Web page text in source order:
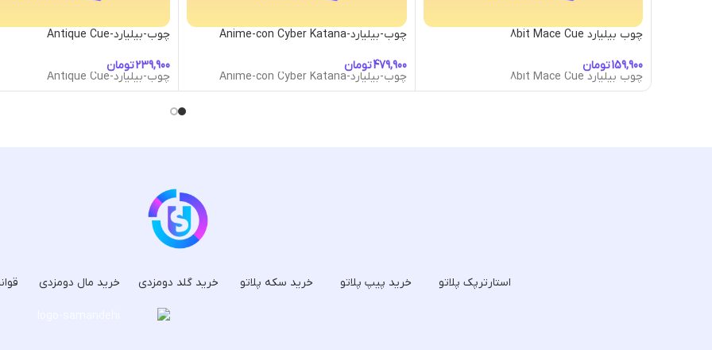
چوب بیلیارد 8bit Mace Cue
تومان
چوب بیلیارد 8bit Mace Cue
چوب-بیلیارد-Anime-con Cyber Katana
تومان
چوب-بیلیارد-Anime-con Cyber Katana
چوب-بیلیارد-Antique Cue
تومان
چوب-بیلیارد-Antique Cue
استارترپک پلاتو خرید پیپ پلاتو خرید سکه پلاتو خرید گلد دومزدی خرید مال دومزدی